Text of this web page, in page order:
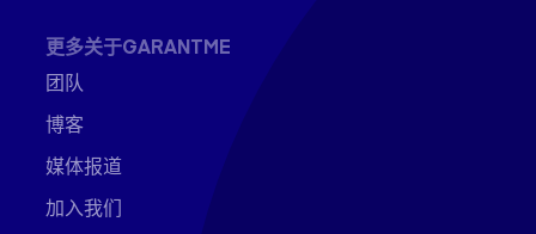
更多关于GARANTME
团队
博客
媒体报道
加入我们